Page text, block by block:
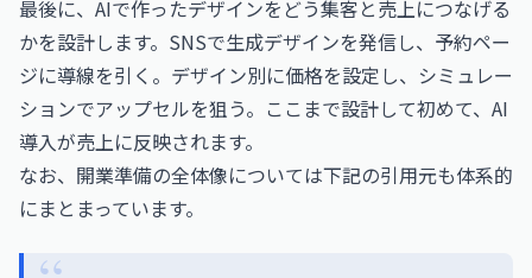
最後に、AIで作ったデザインをどう集客と売上につなげる
かを設計します。SNSで生成デザインを発信し、予約ペー
ジに導線を引く。デザイン別に価格を設定し、シミュレー
ションでアップセルを狙う。ここまで設計して初めて、AI
導入が売上に反映されます。
なお、開業準備の全体像については下記の引用元も体系的
にまとまっています。